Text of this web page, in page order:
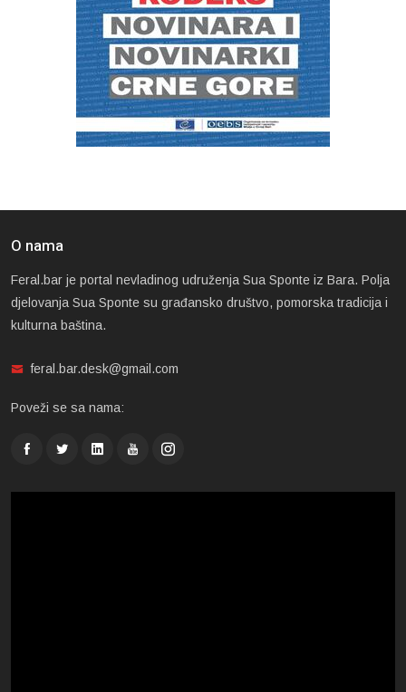
O nama
Feral.bar je portal nevladinog udruženja Sua Sponte iz Bara. Polja
djelovanja Sua Sponte su građansko društvo, pomorska tradicija i
kulturna baština.
feral.bar.desk@gmail.com
Poveži se sa nama: